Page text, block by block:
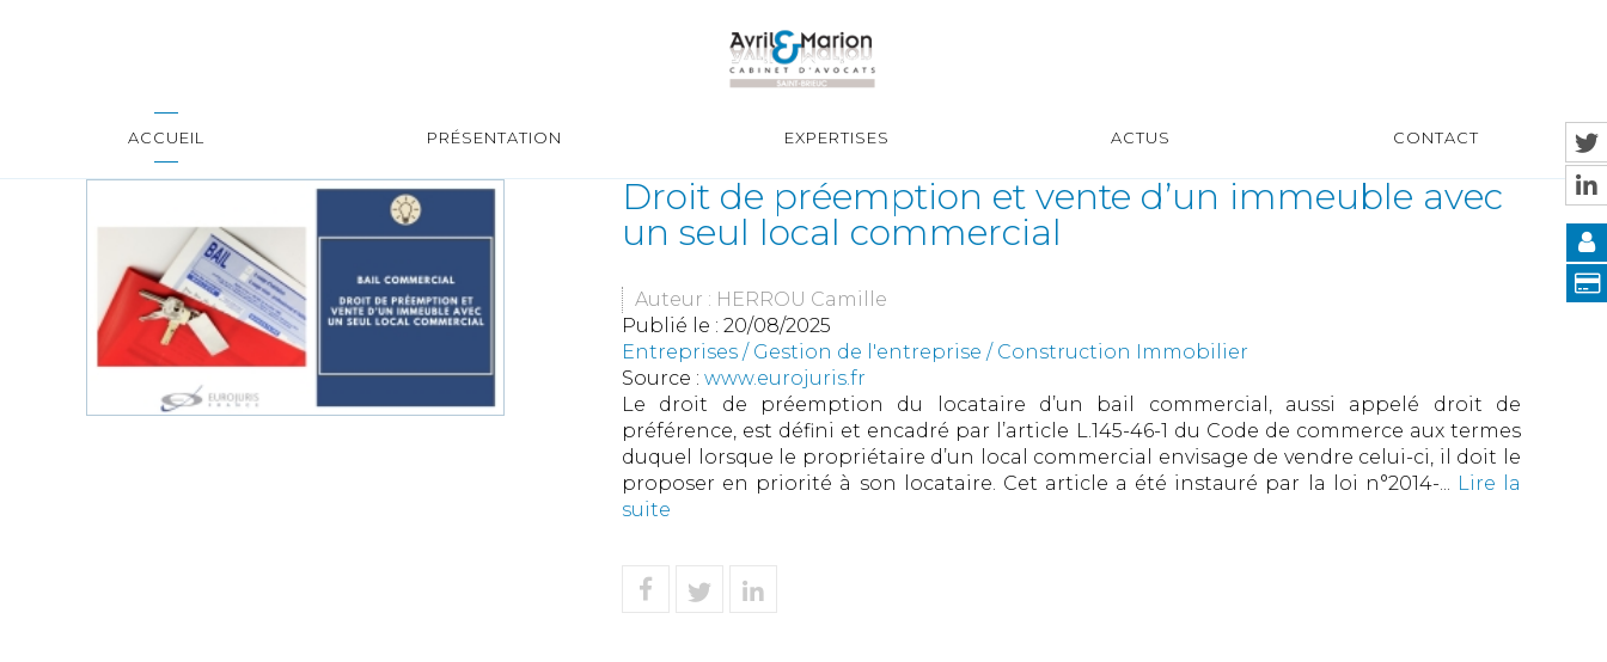
ACCUEIL PRÉSENTATION EXPERTISES ACTUS CONTACT
Droit de préemption et vente d’un immeuble avec
un seul local commercial
Auteur : HERROU Camille
Publié le : 20/08/2025
Entreprises / Gestion de l'entreprise / Construction Immobilier
Source : www.eurojuris.fr
Le droit de préemption du locataire d’un bail commercial, aussi appelé droit de
préférence, est défini et encadré par l’article L.145-46-1 du Code de commerce aux termes
duquel lorsque le propriétaire d’un local commercial envisage de vendre celui-ci, il doit le
proposer en priorité à son locataire. Cet article a été instauré par la loi n°2014-... Lire la
suite